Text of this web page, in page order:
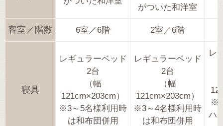
がついた和洋室
客室／階数 6室／6階 2室／6階
寝具
レギュラーベッド
2台
（幅
121cm×203cm）
※3～5名様利用時
は和布団併用
レギュラーベッド
2台
（幅
121cm×203cm）
※3～4名様利用時
は和布団併用
レ
※3
ハ